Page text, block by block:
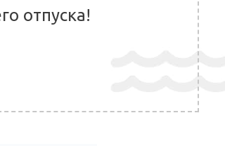
отпуска!